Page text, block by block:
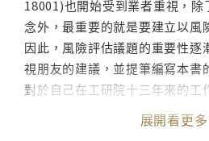
18001)也開始受到業者重視，除
念外，最重要的就是要建立以風
因此，風險評估議題的重要性逐
視朋友的建議，並提筆編寫本書
對於自己在工研院十三年來的工
本書第一章從系統化、制度化的
展開看更多